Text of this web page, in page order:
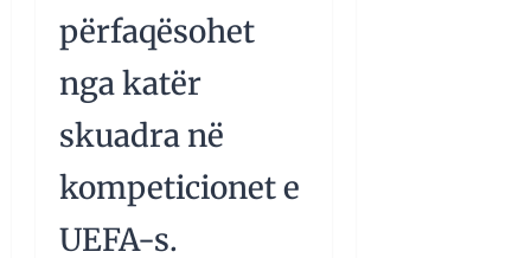
përfaqësohet
nga katër
skuadra në
kompeticionet e
UEFA-s.